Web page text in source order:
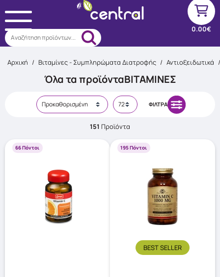
Αναζήτηση προϊόντων...
0.00€
Αρχική / Βιταμίνες - Συμπληρώματα Διατροφής / Αντιοξειδωτικά /
ΦΊΛΤΡΑ
Όλα τα προϊόνταΒΙΤΑΜΊΝΕΣ
151 Προϊόντα
66 Πόντοι 195 Πόντοι
BEST SELLER